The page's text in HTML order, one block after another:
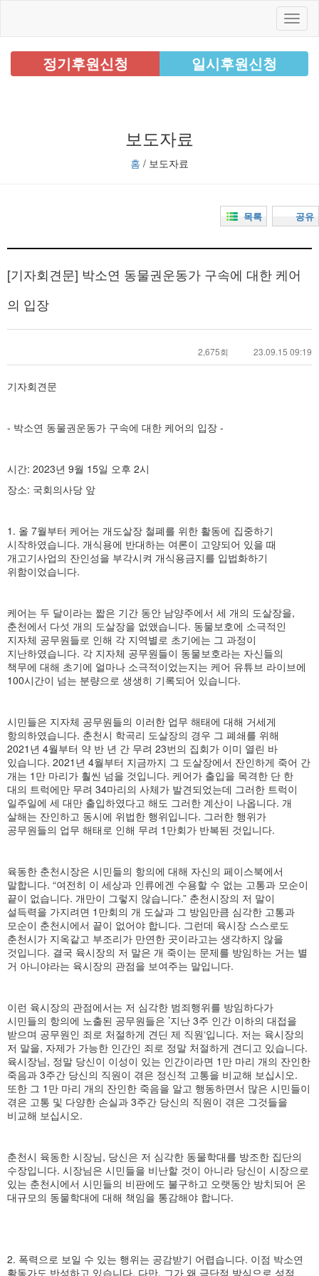
정기후원신청 일시후원신청
보도자료
홈 / 보도자료
공유
목록
[기자회견문] 박소연 동물권운동가 구속에 대한 케어
의 입장
2,675회 23.09.15 09:19
기자회견문
- 박소연 동물권운동가 구속에 대한 케어의 입장 -
시간: 2023년 9월 15일 오후 2시
장소: 국회의사당 앞
1. 올 7월부터 케어는 개도살장 철폐를 위한 활동에 집중하기
시작하였습니다. 개식용에 반대하는 여론이 고양되어 있을 때
개고기사업의 잔인성을 부각시켜 개식용금지를 입법화하기
위함이었습니다.
케어는 두 달이라는 짧은 기간 동안 남양주에서 세 개의 도살장을,
춘천에서 다섯 개의 도살장을 없앴습니다. 동물보호에 소극적인
지자체 공무원들로 인해 각 지역별로 초기에는 그 과정이
지난하였습니다. 각 지자체 공무원들이 동물보호라는 자신들의
책무에 대해 초기에 얼마나 소극적이었는지는 케어 유튜브 라이브에
100시간이 넘는 분량으로 생생히 기록되어 있습니다.
시민들은 지자체 공무원들의 이러한 업무 해태에 대해 거세게
항의하였습니다. 춘천시 학곡리 도살장의 경우 그 폐쇄를 위해
2021년 4월부터 약 반 년 간 무려 23번의 집회가 이미 열린 바
있습니다. 2021년 4월부터 지금까지 그 도살장에서 잔인하게 죽어 간
개는 1만 마리가 훨씬 넘을 것입니다. 케어가 출입을 목격한 단 한
대의 트럭에만 무려 34마리의 사체가 발견되었는데 그러한 트럭이
일주일에 세 대만 출입하였다고 해도 그러한 계산이 나옵니다. 개
살해는 잔인하고 동시에 위법한 행위입니다. 그러한 행위가
공무원들의 업무 해태로 인해 무려 1만회가 반복된 것입니다.
육동한 춘천시장은 시민들의 항의에 대해 자신의 페이스북에서
말합니다. “여전히 이 세상과 인류에겐 수용할 수 없는 고통과 모순이
끝이 없습니다. 개만이 그렇지 않습니다.” 춘천시장의 저 말이
설득력을 가지려면 1만회의 개 도살과 그 방임만큼 심각한 고통과
모순이 춘천시에서 끝이 없어야 합니다. 그런데 육시장 스스로도
춘천시가 지옥같고 부조리가 만연한 곳이라고는 생각하지 않을
것입니다. 결국 육시장의 저 말은 개 죽이는 문제를 방임하는 거는 별
거 아니야라는 육시장의 관점을 보여주는 말입니다.
이런 육시장의 관점에서는 저 심각한 범죄행위를 방임하다가
시민들의 항의에 노출된 공무원들은 ’지난 3주 인간 이하의 대접을
받으며 공무원인 죄로 처절하게 견딘 제 직원‘입니다. 저는 육시장의
저 말을, 자제가 가능한 인간인 죄로 정말 처절하게 견디고 있습니다.
육시장님, 정말 당신이 이성이 있는 인간이라면 1만 마리 개의 잔인한
죽음과 3주간 당신의 직원이 겪은 정신적 고통을 비교해 보십시오.
또한 그 1만 마리 개의 잔인한 죽음을 알고 행동하면서 많은 시민들이
겪은 고통 및 다양한 손실과 3주간 당신의 직원이 겪은 그것들을
비교해 보십시오.
춘천시 육동한 시장님, 당신은 저 심각한 동물학대를 방조한 집단의
수장입니다. 시장님은 시민들을 비난할 것이 아니라 당신이 시장으로
있는 춘천시에서 시민들의 비판에도 불구하고 오랫동안 방치되어 온
대규모의 동물학대에 대해 책임을 통감해야 합니다.
2. 폭력으로 보일 수 있는 행위는 공감받기 어렵습니다. 이점 박소연
활동가도 반성하고 있습니다. 다만, 그가 왜 극단적 방식으로 성적